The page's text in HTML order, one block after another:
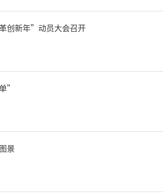
主办的“时代画
题绘画创作工程
旨在引导艺术家深
墨描绘祖国大好河
勒新时代生态之
录改革开放四十余
创作一批思想与艺
创新年”动员大会召开
”
景